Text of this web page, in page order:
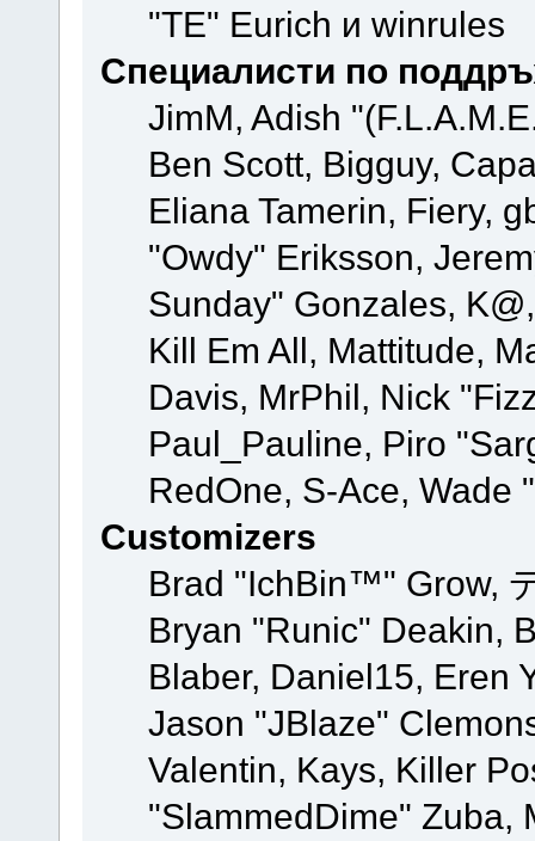
"TE" Eurich и winrules
Специалисти по
JimM, Adish
Ben Scott, Bigguy,
Eliana Tamerin, Fiery,
"Owdy" Eriksson,
Sunday" Gonzales,
Kill Em All, Mattitude,
Davis, MrPhil, Nick
Paul_Pauline, Piro
RedOne, S-Ace,
Customizers
Brad "IchBin™" Grow,
Bryan "Runic" Deakin,
Blaber, Daniel15, Eren
Jason "JBlaze"
Valentin, Kays, Killer
"SlammedDime" Zuba,